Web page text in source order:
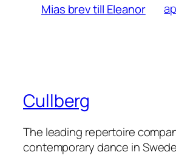
Mias brev till Eleanor
Cullberg
The leading repertoire
contemporary dance in